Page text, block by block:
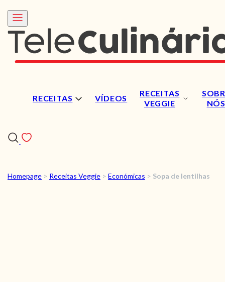
RECEITAS VÍDEOS
RECEITAS
VEGGIE
NÓS
RECEITAS
Homepage > Receitas Veggie > Económicas > Sopa de lentilhas